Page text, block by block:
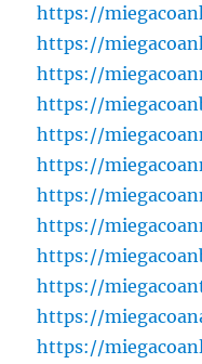
https://
https://
https://
https://
https://
https://
https://
https://
https://
https://
https://
https://